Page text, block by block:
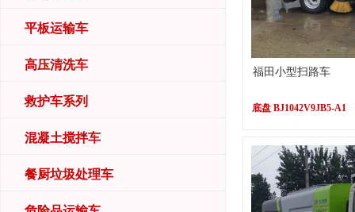
平板运输车
高压清洗车
救护车系列
混凝土搅拌车
餐厨垃圾处理车
福田小型扫路车
底盘 BJ1042V9JB5-A1